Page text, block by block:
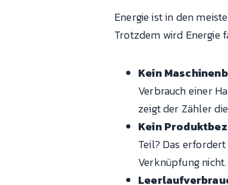
Energie ist in den
Trotzdem wird Energie
Kein
Verbrauch einer
zeigt der Zähler
Kein
Teil? Das
Verknüpfung nicht.